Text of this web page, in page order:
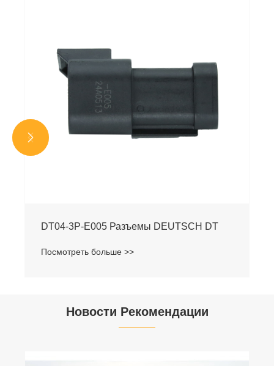
DT04-3P-E005 Разъемы DEUTSCH DT
Посмотреть больше >>


Новости Рекомендации